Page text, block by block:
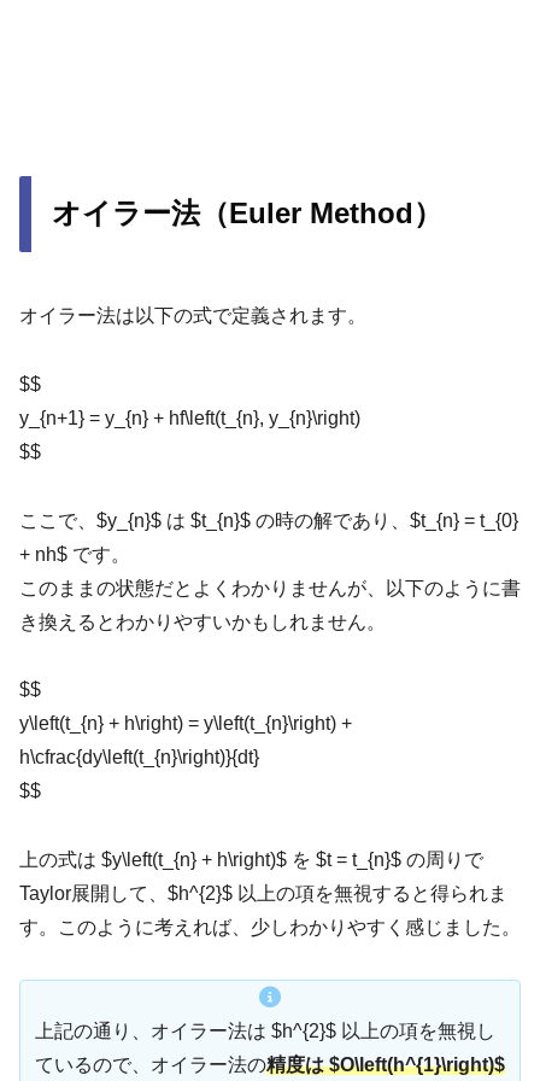
オイラー法（Euler Method）
オイラー法は以下の式で定義されます。
$$
y_{n+1} = y_{n} + hf\left(t_{n}, y_{n}\right)
$$
ここで、$y_{n}$ は $t_{n}$ の時の解であり、$t_{n} = t_{0}
+ nh$ です。
このままの状態だとよくわかりませんが、以下のように書
き換えるとわかりやすいかもしれません。
$$
y\left(t_{n} + h\right) = y\left(t_{n}\right) +
h\cfrac{dy\left(t_{n}\right)}{dt}
$$
上の式は $y\left(t_{n} + h\right)$ を $t = t_{n}$ の周りで
Taylor展開して、$h^{2}$ 以上の項を無視すると得られま
す。このように考えれば、少しわかりやすく感じました。
上記の通り、オイラー法は $h^{2}$ 以上の項を無視し
ているので、オイラー法の精度は $O\left(h^{1}\right)$